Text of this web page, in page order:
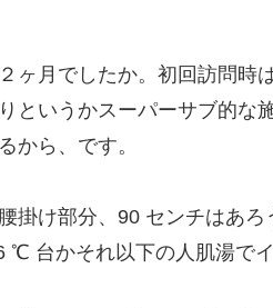
ヶ月でしたか。初回訪問時
というかスーパーサブ的な
から、です。
掛け部分、90 センチはあ
℃ 台かそれ以下の人肌湯で